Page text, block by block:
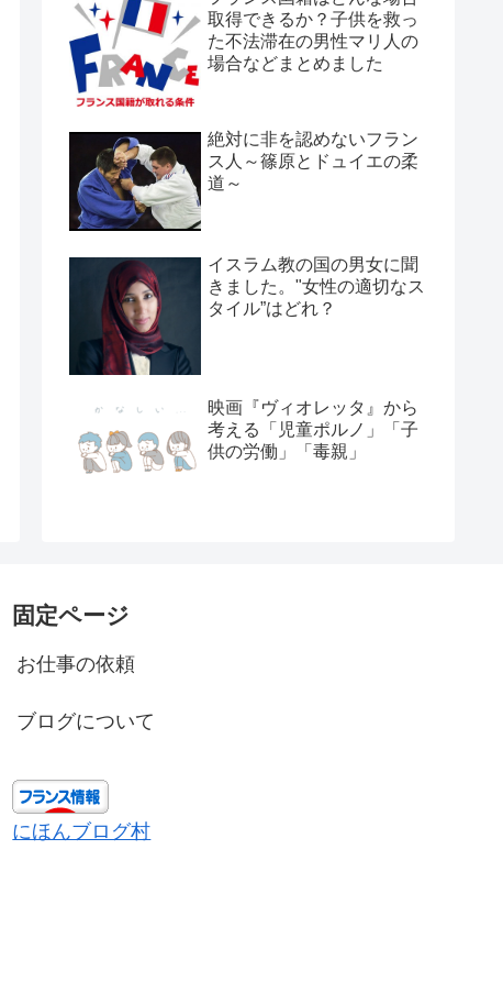
取得できるか？子供を救っ
た不法滞在の男性マリ人の
場合などまとめました
絶対に非を認めないフラン
ス人～篠原とドュイエの柔
道～
イスラム教の国の男女に聞
きました。"女性の適切なス
タイル”はどれ？
映画『ヴィオレッタ』から
考える「児童ポルノ」「子
供の労働」「毒親」
固定ページ
お仕事の依頼
ブログについて
にほんブログ村